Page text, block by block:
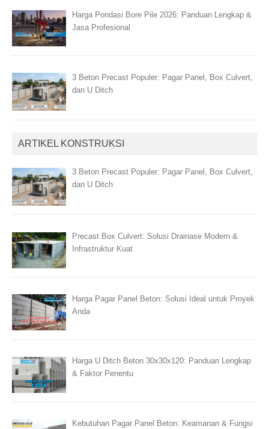
Harga Pondasi Bore Pile 2026: Panduan Lengkap &
Jasa Profesional
3 Beton Precast Populer: Pagar Panel, Box Culvert,
dan U Ditch
ARTIKEL KONSTRUKSI
3 Beton Precast Populer: Pagar Panel, Box Culvert,
dan U Ditch
Precast Box Culvert: Solusi Drainase Modern &
Infrastruktur Kuat
Harga Pagar Panel Beton: Solusi Ideal untuk Proyek
Anda
Harga U Ditch Beton 30x30x120: Panduan Lengkap
& Faktor Penentu
Kebutuhan Pagar Panel Beton: Keamanan & Fungsi